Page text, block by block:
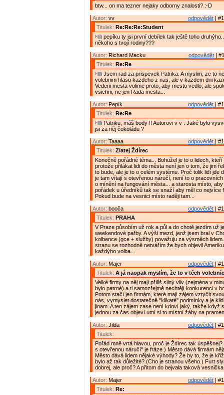
btw... on ma tezner nejaky odborny znalosti? :-D
odpovědět |
Autor: vv
Titulek: Re:Re:Re:Student
pepíku ty jsi první debílek tak ještě toho
někoho s tvojí rodiny???
odpovědět |
Autor: Richard Macku
Titulek: Re:Re
Jsem rad za prispevek Patrika. A myslim, ze to
volebnim hlasu kazdeho z nas, ale v kazdem dni
Vedeni mesta volime proto, aby mesto vedlo, ale
vsichni, ne jen Rada mesta...
odpovědět |
Autor: Pepík
Titulek: Re:Re
Patriku, máš body !! Autorovi v v : Jaké bylo
jsi za něj čokoládu ?
odpovědět |
Autor: Taaaa
Titulek: Zlatej Ždírec
Konečně pořádné téma... Bohužel je to o lidech,
protože přilákat lidi do města není jen o tom, že jim
to bude, ale je to o celém systému. Proč tolik lidí jde
je tam vítají s otevřenou náručí, není to o
o mínění na fungování města... a starosta místo,
pořádek u úředníků tak se snaží aby měl co nejvíce
Pokud bude na vesnici místo raději tam...
odpovědět |
Autor: booča
Titulek: PRAHA
V Praze působím už rok a půl a do chotě jezdím už
weekendové pařby. A výši mezd, jenž jsem bral v
kolbence (gce + služby) považuju za výsměch
stranu se rozhodně netvářím že bych objevil
každýho volba...
odpovědět |
Autor: Majer
Titulek: A já naopak myslím, že to v těch
Velké firmy na něj mají příliš silný vliv (zejména v
bylo patrné) a ti samozřejmě nechtějí konkurenci v
Potom stačí jen firmám, které mají zájem vztyčit
nás, vymyslet dostatečně "klikaté" podmínky a je
jinam. A ten zájem zase není kdoví jaký, takže když
jednou za čas objeví umí si to místní žáby na
odpovědět |
Autor: Jilda
Titulek:
Pořád mně vrtá hlavou, proč je Ždírec tak
s otevřenou náručí" je fráze.) Město dává firmám
Město dává lidem nějaké výhody? Že by to, že je
bylo až tak důležité? (Cho je stranou všeho.) Furt
dobrej, ale proč? A přitom do bejvala taková
odpovědět |
Autor: Majer
Titulek: Re: